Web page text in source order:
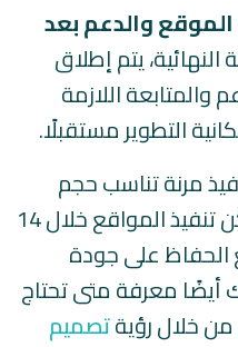
والدعم بعد
يتم إطلاق
والمتابعة اللازمة
التطوير مستقبلًا.
مرنة تناسب حجم
ومتطلبات كل مشروع، ويمكن تنفيذ المواقع خلال 14
على جودة
أيضًا معرفة متى تحتاج
خلال رؤيةتصميم